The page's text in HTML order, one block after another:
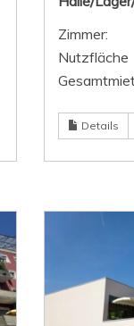
Zimmer:
Nutzfläche
Details